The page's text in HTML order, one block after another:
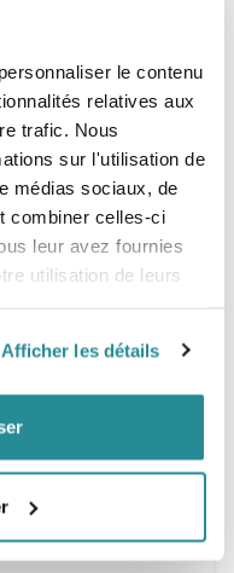
le contenu
relatives aux
trafic. Nous
sur l'utilisation de
médias sociaux, de
combiner celles-ci
leur avez fournies
utilisation de leurs
Afficher les détails
MAX Board
1/5" / 564mm
/ 582mm